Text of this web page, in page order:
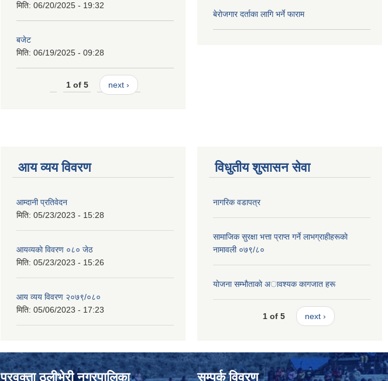
मिति: 06/20/2025 - 19:32
बजेट
मिति: 06/19/2025 - 09:28
1 of 5 next ›
बेराेजगार दर्ताका लागि भर्ने फाराम
आय व्यय विवरण
आम्दानी प्रतिवेदन
मिति: 05/23/2023 - 15:28
आयव्यकाे विवरण ०८० जेठ
मिति: 05/23/2023 - 15:26
आय व्यय विवरण २०७९/०८०
मिति: 05/06/2023 - 17:23
विधुतीय शुसासन सेवा
नागरिक वडापत्र
सामाजिक सुरक्षा भत्ता प्राप्त गर्ने लाभग्राहीहरूकाे
नामावली ०७९/८०
याेजना सम्भाैताकाे अावश्यक कागजात हरू
1 of 5 next ›
प्रवक्ता ठूलीभेरी नगरपालिका सम्पर्क विवरण